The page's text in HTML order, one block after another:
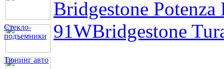
Стекло-
подъемники
Тюнинг авто
Bridgestone
91WBridgestone